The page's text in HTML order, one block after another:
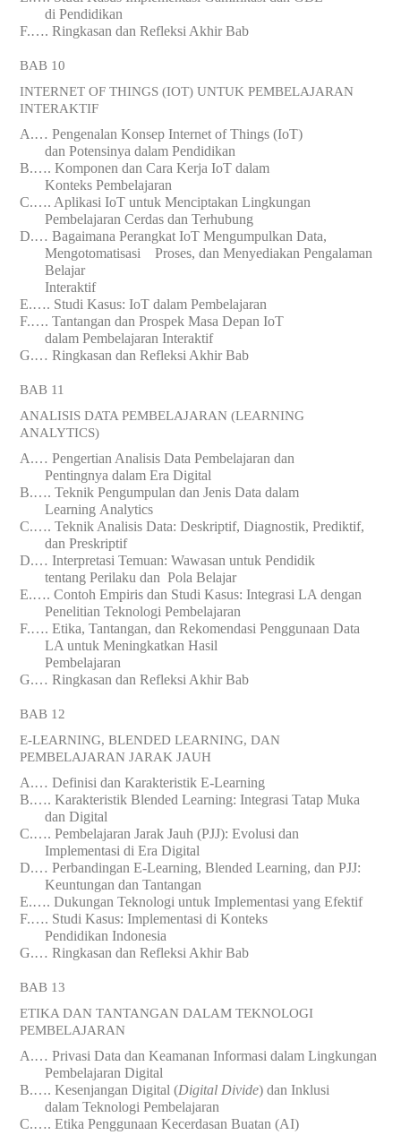
diPendidikan
F.…. Ringkasan dan Refleksi Akhir Bab
BAB 10
INTERNET OF THINGS (IOT) UNTUK PEMBELAJARAN
INTERAKTIF
A.… Pengenalan Konsep Internet of Things (IoT)
danPotensinyadalam Pendidikan
B.…. Komponen dan Cara Kerja IoT dalam
KonteksPembelajaran
C.…. Aplikasi IoT untuk Menciptakan Lingkungan
Pembelajaran Cerdas dan Terhubung
D.… Bagaimana Perangkat IoT Mengumpulkan Data,
Mengotomatisasi Proses, dan Menyediakan Pengalaman
Belajar
Interaktif
E.…. Studi Kasus: IoT dalam Pembelajaran
F.…. Tantangan dan Prospek Masa Depan IoT
dalamPembelajaranInteraktif
G.… Ringkasan dan Refleksi Akhir Bab
BAB 11
ANALISIS DATA PEMBELAJARAN (LEARNING
ANALYTICS)
A.… Pengertian Analisis Data Pembelajaran dan
PentingnyadalamEra Digital
B.…. Teknik Pengumpulan dan Jenis Data dalam
Learning Analytics
C.…. Teknik Analisis Data: Deskriptif, Diagnostik, Prediktif,
dan Preskriptif
D.… Interpretasi Temuan: Wawasan untuk Pendidik
tentang Perilakudan Pola Belajar
E.…. Contoh Empiris dan Studi Kasus: Integrasi LA dengan
Penelitian Teknologi Pembelajaran
F.…. Etika, Tantangan, dan Rekomendasi Penggunaan Data
LA untuk Meningkatkan Hasil
Pembelajaran
G.… Ringkasan dan Refleksi Akhir Bab
BAB 12
E-LEARNING, BLENDED LEARNING, DAN
PEMBELAJARAN JARAK JAUH
A.… Definisi dan Karakteristik E-Learning
B.…. Karakteristik Blended Learning: Integrasi Tatap Muka
dan Digital
C.…. Pembelajaran Jarak Jauh (PJJ): Evolusi dan
ImplementasidiEra Digital
D.… Perbandingan E-Learning, Blended Learning, dan PJJ:
Keuntungan dan Tantangan
E.…. Dukungan Teknologi untuk Implementasi yang Efektif
F.…. Studi Kasus: Implementasi di Konteks
PendidikanIndonesia
G.… Ringkasan dan Refleksi Akhir Bab
BAB 13
ETIKA DAN TANTANGAN DALAM TEKNOLOGI
PEMBELAJARAN
A.… Privasi Data dan Keamanan Informasi dalam Lingkungan
Pembelajaran Digital
B.…. Kesenjangan Digital (Digital Divide) dan Inklusi
dalamTeknologiPembelajaran
C.…. Etika Penggunaan Kecerdasan Buatan (AI)